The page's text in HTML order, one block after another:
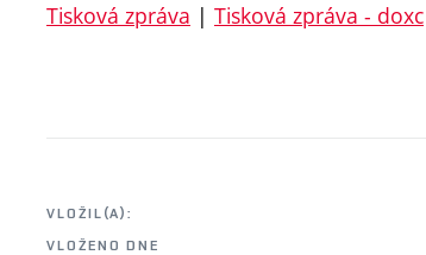
Tisková zpráva | Tisková zpráva - doxc
VLOŽIL(A):
VLOŽENO DNE